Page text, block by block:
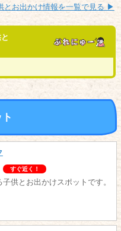
とお出かけ情報を一覧で見る ▶︎
すぐ近く！
供とお出かけスポットです。